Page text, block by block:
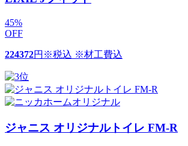
45%
OFF
224372円 ※税込 ※材工費込
ジャニス オリジナルトイレ FM-R